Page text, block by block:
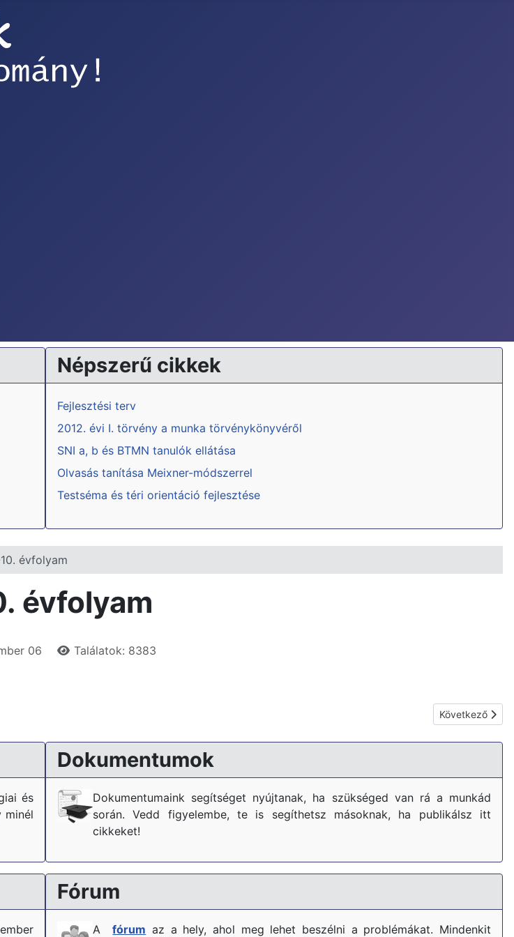
Népszerű cikkek
Fejlesztési terv
2012. évi I. törvény a munka törvénykönyvéről
SNI a, b és BTMN tanulók ellátása
Olvasás tanítása Meixner-módszerrel
Testséma és téri orientáció fejlesztése
évfolyam
évfolyam
06 Találatok: 8383
Következő
Következő
és
minél
Dokumentumok
Dokumentumaink segítséget nyújtanak, ha szükséged van rá a munkád
során. Vedd figyelembe, te is segíthetsz másoknak, ha publikálsz itt
cikkeket!
Fórum
Afórum az a hely, ahol meg lehet beszélni a problémákat. Mindenkit